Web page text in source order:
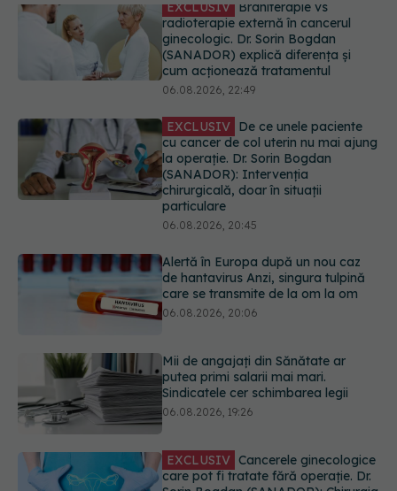
EXCLUSIV De ce unele paciente
cu cancer de col uterin nu mai ajung
la operație. Dr. Sorin Bogdan
(SANADOR): Intervenția
chirurgicală, doar în situații
06.08.2026, 20:45
Alertă în Europa după un nou caz
de hantavirus Anzi, singura tulpină
care se transmite de la om la om
06.08.2026, 20:06
Mii de angajați din Sănătate ar
putea primi salarii mai mari.
Sindicatele cer schimbarea legii
06.08.2026, 19:26
EXCLUSIV Cancerele ginecologice
care pot fi tratate fără operație. Dr.
Sorin Bogdan (SANADOR): Chirurgia
este indicată doar punctual, pentru
EXCLUSIV Brahiterapie vs
URMĂREȘTE-NE ȘI PE: